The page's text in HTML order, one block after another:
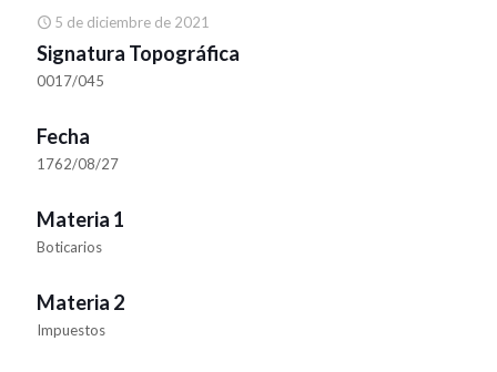
5 de diciembre de 2021
Signatura Topográfica
0017/045
Fecha
1762/08/27
Materia 1
Boticarios
Materia 2
Impuestos